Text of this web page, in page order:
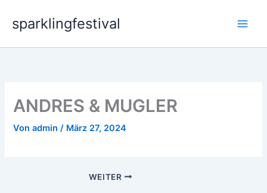
Inhalt
springen
sparklingfestival
ANDRES & MUGLER
Vonadmin/ März 27, 2024
WEITER